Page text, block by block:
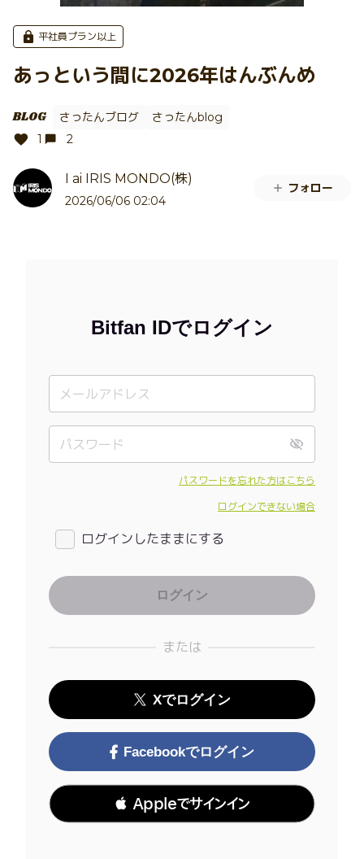
平社員プラン以上
あっという間に2026年はんぶんめ
BLOG さったんブログ
さったんblog
1
2
I ai IRIS MONDO(株)
2026/06/06 02:04
フォロー
Bitfan IDでログイン
パスワードを忘れた方はこちら
ログインできない場合
ログインしたままにする
または
Xでログイン
Facebookでログイン
 Appleでサインイン